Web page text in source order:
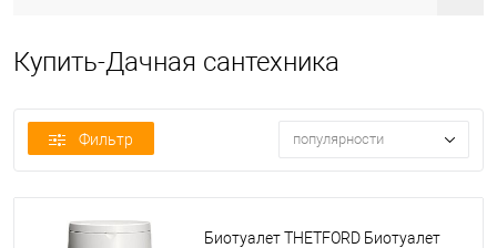
Купить-Дачная сантехника
Фильтр популярности
Биотуалет THETFORD Биотуалет